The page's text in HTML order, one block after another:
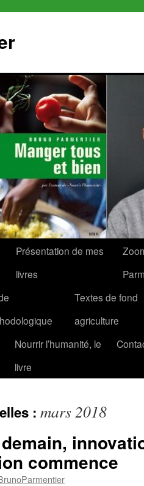
Présentation de mes
livres
Textes de fond
agriculture
Nourrir l’humanité, le
livre
: mars 2018
commence